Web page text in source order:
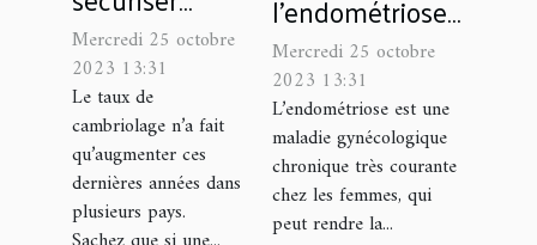
votre maison ?
Mercredi 25 octobre
2023 13:31
Le taux de
cambriolage n’a fait
qu’augmenter ces
dernières années dans
plusieurs pays.
l’endométriose ?
Symptômes et
traitements
Mercredi 25 octobre
2023 13:31
L’endométriose est une
maladie gynécologique
chronique très courante
chez les femmes, qui
peut rendre la...